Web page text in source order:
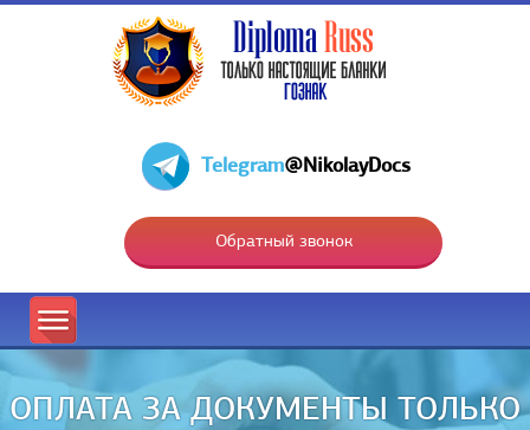
Telegram@NikolayDocs
Обратный звонок
ОПЛАТА ЗА ДОКУМЕНТЫ ТОЛЬКО